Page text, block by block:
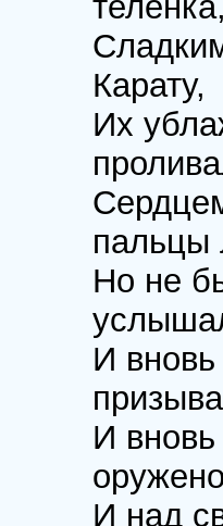
Карату,
Их
пальцы
Но не
И
И
И над